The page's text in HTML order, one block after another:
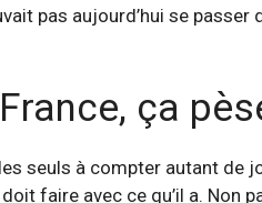
pas aujourd’hui se
ça
seuls à compter autant de
faire avec ce qu’il a.